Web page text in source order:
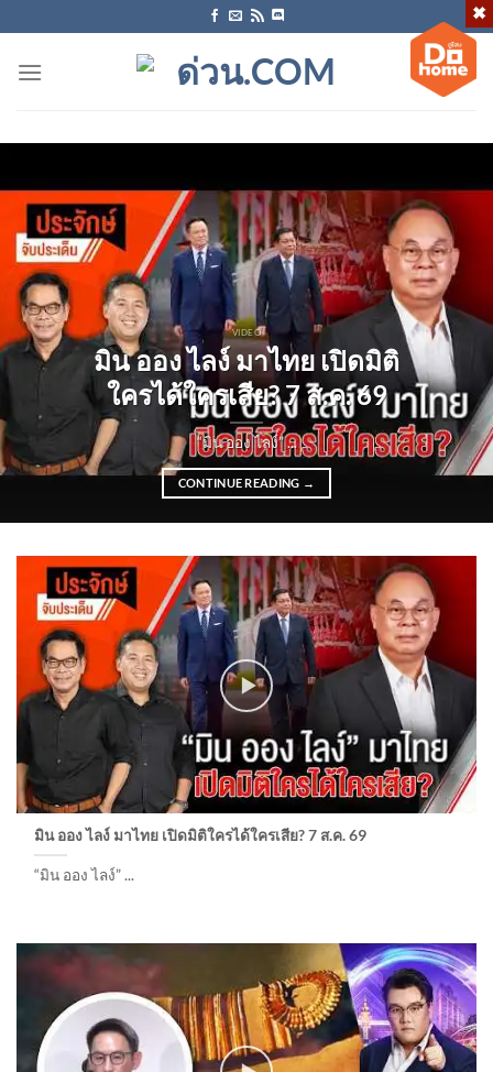
ไป
VIDEO
มิน ออง ไลง์ มาไทย เปิดมิติ
ใครได้ใครเสีย? 7 ส.ค. 69
“มิน ออง ไลง์” ...
CONTINUE READING →
มิน ออง ไลง์ มาไทย เปิดมิติใครได้ใครเสีย? 7 ส.ค. 69
“มิน ออง ไลง์” ...